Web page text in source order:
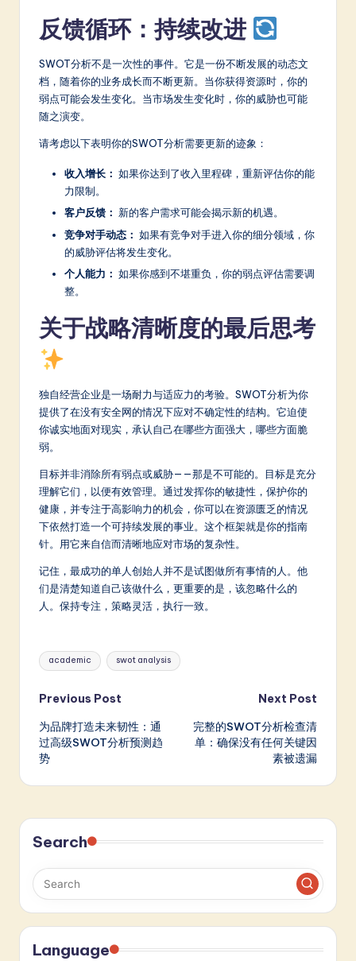
反馈循环：持续改进
SWOT分析不是一次性的事件。它是一份不断发展的动态文
档，随着你的业务成长而不断更新。当你获得资源时，你的
弱点可能会发生变化。当市场发生变化时，你的威胁也可能
随之演变。
请考虑以下表明你的SWOT分析需要更新的迹象：
收入增长： 如果你达到了收入里程碑，重新评估你的能
力限制。
客户反馈： 新的客户需求可能会揭示新的机遇。
竞争对手动态： 如果有竞争对手进入你的细分领域，你
的威胁评估将发生变化。
个人能力： 如果你感到不堪重负，你的弱点评估需要调
整。
关于战略清晰度的最后思考
独自经营企业是一场耐力与适应力的考验。SWOT分析为你
提供了在没有安全网的情况下应对不确定性的结构。它迫使
你诚实地面对现实，承认自己在哪些方面强大，哪些方面脆
弱。
目标并非消除所有弱点或威胁——那是不可能的。目标是充分
理解它们，以便有效管理。通过发挥你的敏捷性，保护你的
健康，并专注于高影响力的机会，你可以在资源匮乏的情况
下依然打造一个可持续发展的事业。这个框架就是你的指南
针。用它来自信而清晰地应对市场的复杂性。
记住，最成功的单人创始人并不是试图做所有事情的人。他
们是清楚知道自己该做什么，更重要的是，该忽略什么的
人。保持专注，策略灵活，执行一致。
Tags:
academic swot analysis
Post
navigation
Previous Post
为品牌打造未来韧性：通
过高级SWOT分析预测趋
势
Next Post
完整的SWOT分析检查清
单：确保没有任何关键因
素被遗漏
Search
Language